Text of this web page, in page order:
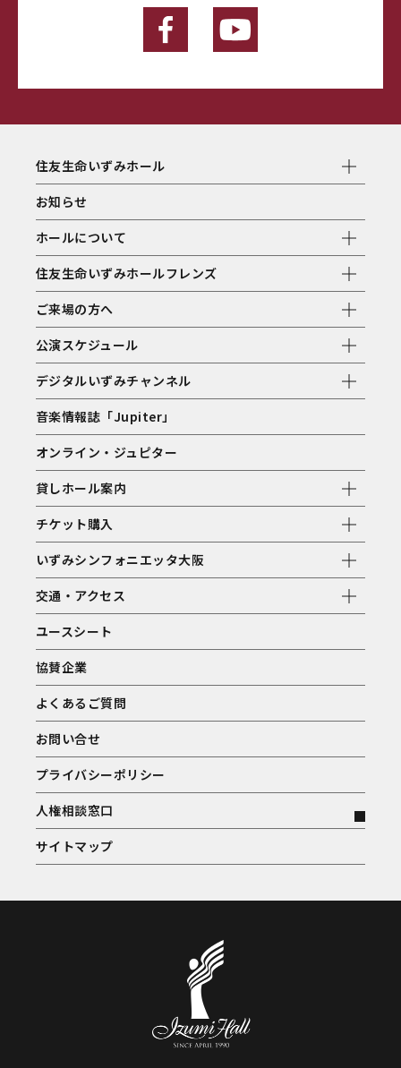
住友生命いずみホール
お知らせ
ホールについて
住友生命いずみホールフレンズ
ご来場の方へ
公演スケジュール
デジタルいずみチャンネル
音楽情報誌「Jupiter」
オンライン・ジュピター
貸しホール案内
チケット購入
いずみシンフォニエッタ大阪
交通・アクセス
ユースシート
協賛企業
よくあるご質問
お問い合せ
プライバシーポリシー
人権相談窓口
サイトマップ